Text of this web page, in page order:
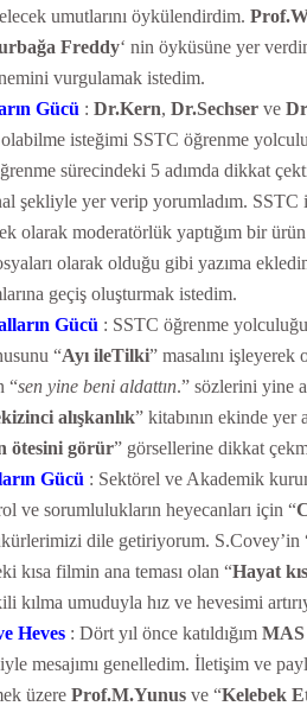
umutlarını öykülendirdim.
Freddy‘ nin öyküsüne yer
vurgulamak istedim.
Gücü : Dr.Kern, Dr.Sechser ve
olabilme isteğimi SSTC öğrenme
sürecindeki 5 adımda dikkat
şekliyle yer verip yorumladım. SSTC
olarak moderatörlük yaptığım bir ürün
olarak olduğu gibi yazıma
geçiş oluşturmak istedim.
Gücü : SSTC öğrenme
“Ayı ileTilki” masalını işleyerek
“sen yine beni aldattın.” sözlerini yine
alışkanlık” kitabının ekinde yer
ötesini görür” görsellerine dikkat
Gücü : Sektörel ve Akademik
ve sorumlulukların heyecanları için “
dile getiriyorum. S.Covey’in
kısa filmin ana teması olan “Hayat
kılma umuduyla hız ve hevesimi
Heves : Dört yıl önce katıldığım MAS
mesajımı genelledim. İletişim ve
üzere Prof.M.Yunus ve “Kelebek